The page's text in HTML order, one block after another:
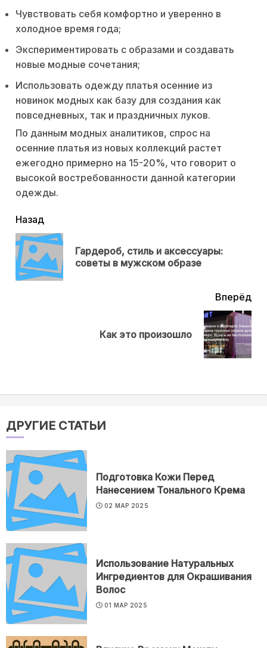
Чувствовать себя комфортно и уверенно в
холодное время года;
Экспериментировать с образами и создавать
новые модные сочетания;
Использовать одежду платья осенние из
новинок модных как базу для создания как
повседневных, так и праздничных луков.
По данным модных аналитиков, спрос на
осенние платья из новых коллекций растет
ежегодно примерно на 15-20%, что говорит о
высокой востребованности данной категории
одежды.
читать
еще
Назад
Гардероб, стиль и аксессуары:
советы в мужском образе
Вперёд
Как это произошло
ДРУГИЕ СТАТЬИ
Подготовка Кожи Перед
Нанесением Тонального Кремa
02 МАР 2025
Использование Натуральных
Ингредиентов для Окрашивания
Волос
01 МАР 2025